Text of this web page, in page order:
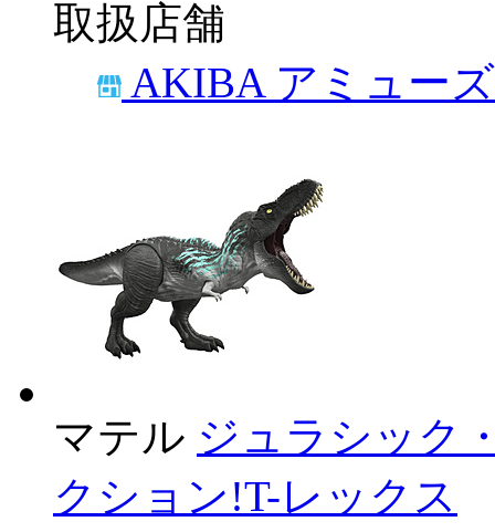
取扱店舗
AKIBA アミュー
マテル ジュラシック
クション!T-レックス